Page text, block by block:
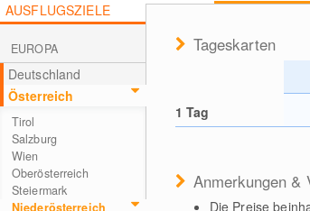
AUSFLUGSZIELE
EUROPA
Deutschland
Österreich
Tirol
Salzburg
Wien
Oberösterreich
Steiermark
Niederösterreich
Tageskarten
1 Tag
Anmerkungen &
Die Preise